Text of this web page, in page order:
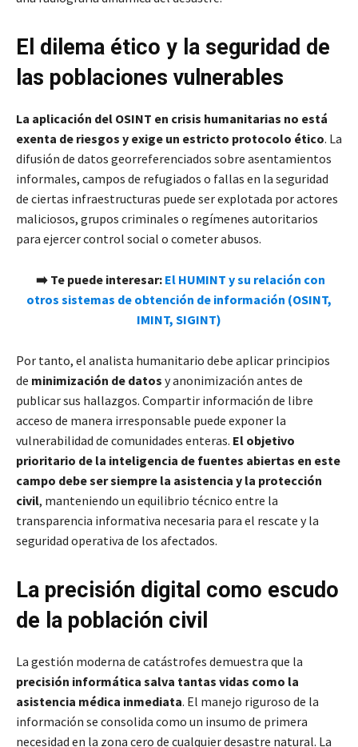
El dilema ético y la seguridad de
las poblaciones vulnerables
La aplicación del OSINT en crisis humanitarias no está
exenta de riesgos y exige un estricto protocolo ético. La
difusión de datos georreferenciados sobre asentamientos
informales, campos de refugiados o fallas en la seguridad
de ciertas infraestructuras puede ser explotada por actores
maliciosos, grupos criminales o regímenes autoritarios
para ejercer control social o cometer abusos.
➡️ Te puede interesar: El HUMINT y su relación con
otros sistemas de obtención de información (OSINT,
IMINT, SIGINT)
Por tanto, el analista humanitario debe aplicar principios
de minimización de datos y anonimización antes de
publicar sus hallazgos. Compartir información de libre
acceso de manera irresponsable puede exponer la
vulnerabilidad de comunidades enteras. El objetivo
prioritario de la inteligencia de fuentes abiertas en este
campo debe ser siempre la asistencia y la protección
civil, manteniendo un equilibrio técnico entre la
transparencia informativa necesaria para el rescate y la
seguridad operativa de los afectados.
La precisión digital como escudo
de la población civil
La gestión moderna de catástrofes demuestra que la
precisión informática salva tantas vidas como la
asistencia médica inmediata. El manejo riguroso de la
información se consolida como un insumo de primera
necesidad en la zona cero de cualquier desastre natural. La